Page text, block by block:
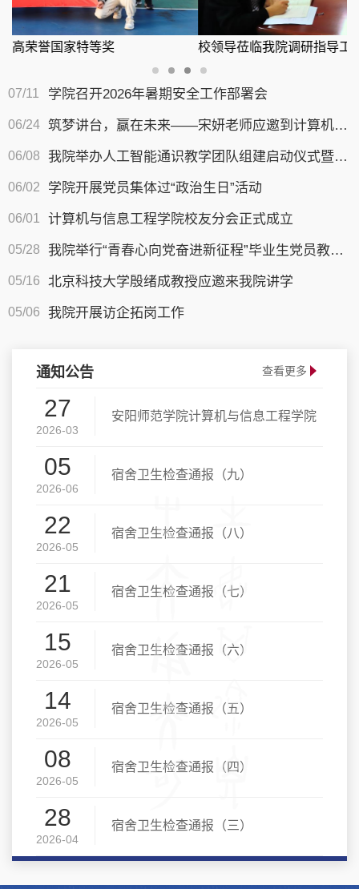
校领导莅临我院调研指导工作
07/11 学院召开2026年暑期安全工作部署会
06/24 筑梦讲台，赢在未来——宋妍老师应邀到计算机与信息工程学院开展教学专题讲座
06/08 我院举办人工智能通识教学团队组建启动仪式暨专题培训会
06/02 学院开展党员集体过“政治生日”活动
06/01 计算机与信息工程学院校友分会正式成立
05/28 我院举行“青春心向党奋进新征程”毕业生党员教育活动
05/16 北京科技大学殷绪成教授应邀来我院讲学
05/06 我院开展访企拓岗工作
通知公告 查看更多
27
2026-03
安阳师范学院计算机与信息工程学院
05
2026-06
宿舍卫生检查通报（九）
22
2026-05
宿舍卫生检查通报（八）
21
2026-05
宿舍卫生检查通报（七）
15
2026-05
宿舍卫生检查通报（六）
14
2026-05
宿舍卫生检查通报（五）
08
2026-05
宿舍卫生检查通报（四）
28
2026-04
宿舍卫生检查通报（三）